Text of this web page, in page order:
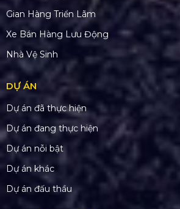
Gian Hàng Triển Lãm
Xe Bán Hàng Lưu Động
Nhà Vệ Sinh
DỰ ÁN
Dự án đã thực hiện
Dự án đang thực hiện
Dự án nỗi bật
Dự án khác
Dự án đấu thầu